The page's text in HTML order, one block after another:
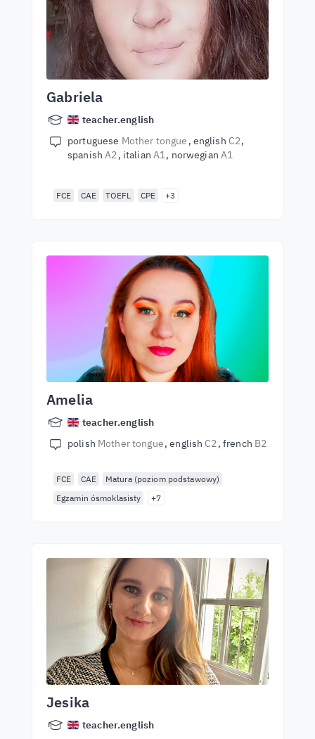
Gabriela
teacher.english
portuguese Mother tongue english C2
spanishA2 italian A1 norwegianA1
FCE CAE TOEFL CPE +3
Amelia
teacher.english
polish Mother tongue english C2 french B2
FCE CAE
Matura (poziom podstawowy)
Egzamin ósmoklasisty
+7
Jesika
teacher.english